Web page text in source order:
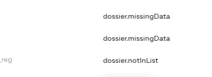
dossier.missingData
dossier.missingData
dossier.notInList